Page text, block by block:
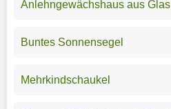
Anlehngewächshaus aus Glas
Buntes Sonnensegel
Mehrkindschaukel